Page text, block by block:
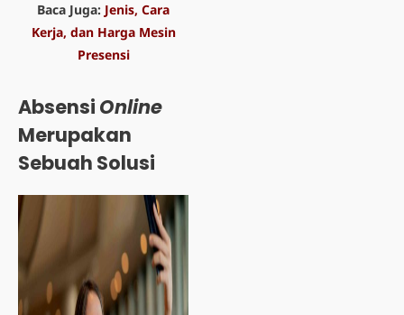
Baca Juga: Jenis, Cara
Kerja, dan Harga Mesin
Presensi
Absensi Online
Merupakan
Sebuah Solusi